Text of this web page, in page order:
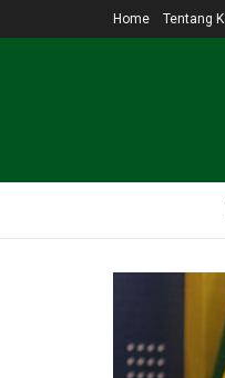
Home Tentang